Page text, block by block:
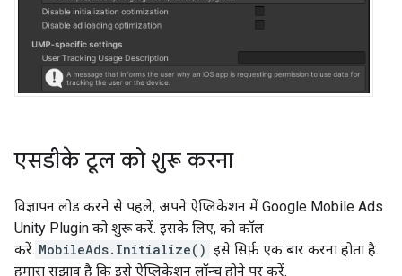
एसडीके टूल को शुरू करना
विज्ञापन लोड करने से पहले, अपने ऐप्लिकेशन में Google Mobile Ads
Unity Plugin को शुरू करें. इसके लिए, को कॉल
करें. MobileAds.Initialize() इसे सिर्फ़ एक बार करना होता है.
हमारा सुझाव है कि इसे ऐप्लिकेशन लॉन्च होने पर करें.